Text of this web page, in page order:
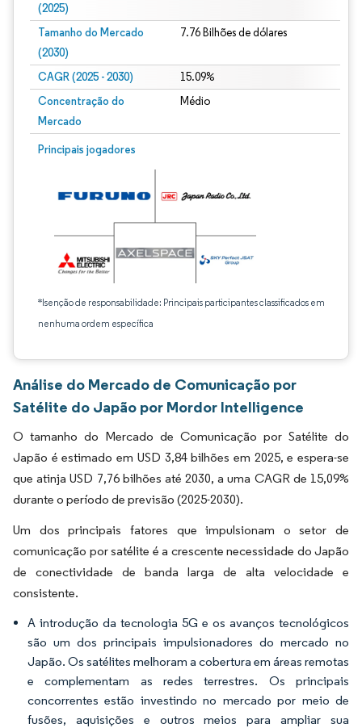
(2025)
Tamanho do Mercado
(2030)
7.76 Bilhões de dólares
CAGR (2025 - 2030) 15.09%
Concentração do
Mercado
Médio
Principais jogadores
*Isenção de responsabilidade: Principais participantes classificados em
nenhuma ordem específica
Análise do Mercado de Comunicação por
Satélite do Japão por Mordor Intelligence
O tamanho do Mercado de Comunicação por Satélite do
Japão é estimado em USD 3,84 bilhões em 2025, e espera-se
que atinja USD 7,76 bilhões até 2030, a uma CAGR de 15,09%
durante o período de previsão (2025-2030).
Um dos principais fatores que impulsionam o setor de
comunicação por satélite é a crescente necessidade do Japão
de conectividade de banda larga de alta velocidade e
consistente.
A introdução da tecnologia 5G e os avanços tecnológicos
são um dos principais impulsionadores do mercado no
Japão. Os satélites melhoram a cobertura em áreas remotas
e complementam as redes terrestres. Os principais
concorrentes estão investindo no mercado por meio de
fusões, aquisições e outros meios para ampliar sua